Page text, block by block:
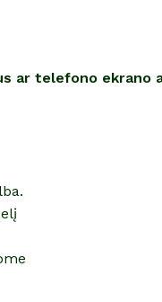
ar telefono ekrano